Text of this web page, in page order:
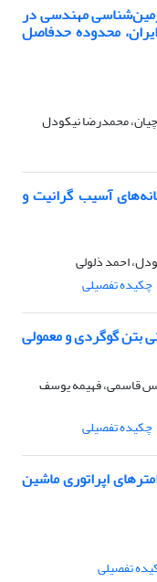
مهندسی در
محدوده حدفاصل
محمدرضا نیکودل
آسیب گرانیت و
احمد ذلولی
چکیده تفصیلی
بتن گوگردی و معمولی
قاسمی، فهیمه یوسف
چکیده تفصیلی
اپراتوری ماشین
تفصیلی